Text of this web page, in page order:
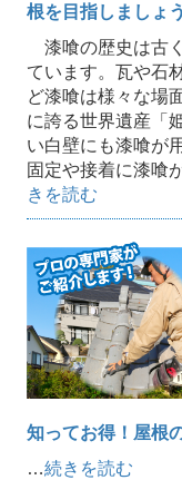
根を目指しましょう
漆喰の歴史は古
ています。瓦や石
ど漆喰は様々な場
に誇る世界遺産「
い白壁にも漆喰が
固定や接着に漆喰
きを読む
知ってお得！屋根
…続きを読む